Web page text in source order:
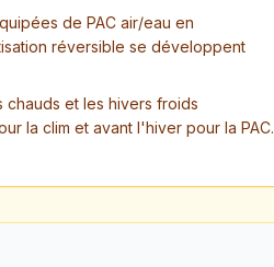
de PAC air/eau en
réversible se développent
chauds et les hivers froids
la clim et avant l'hiver pour la PAC.